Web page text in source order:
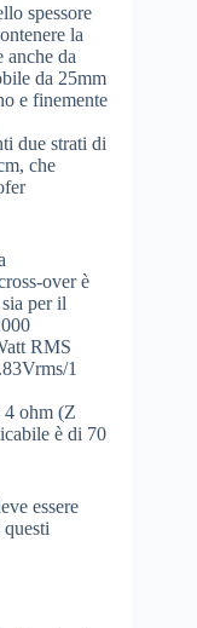
spessore
la
da
da 25mm
e finemente
due strati di
che
over è
per il
RMS
1
4 ohm (Z
è di 70
essere